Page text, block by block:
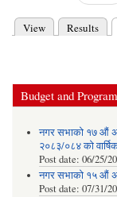
View Results
Budget and Program
नगर सभाको १७ औं
२०८३/०८४ को
Post date: 06/25/
नगर सभाको १५ औं
Post date: 07/31/